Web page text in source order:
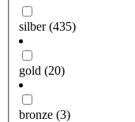
silber(435)
gold (20)
bronze (3)